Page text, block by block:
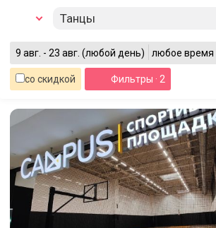
Танцы
9 авг. - 23 авг. (любой день) любое время
со скидкой Фильтры · 2